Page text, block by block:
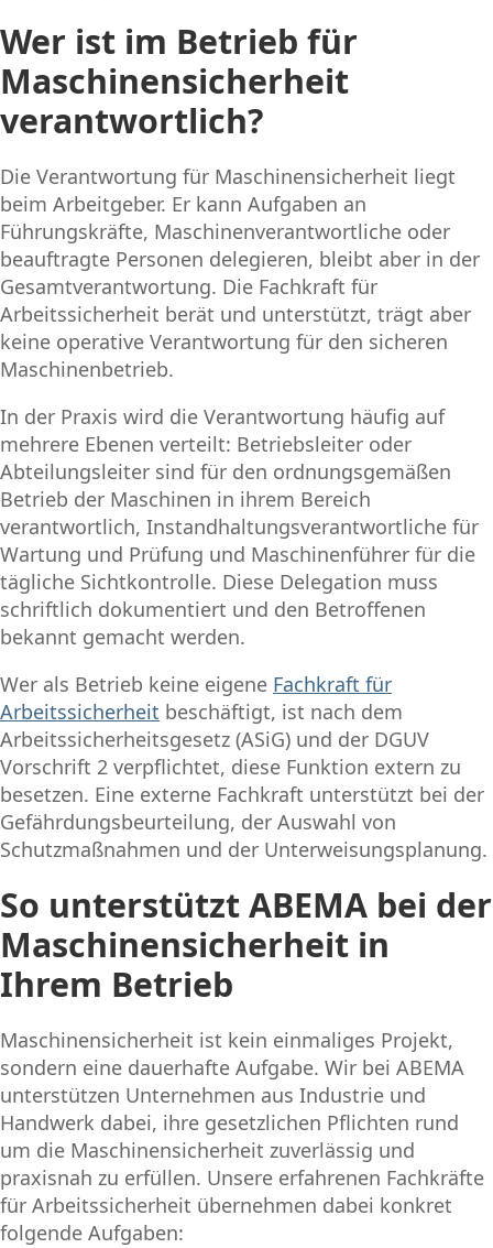
Wer ist im Betrieb für
Maschinensicherheit
verantwortlich?
Die Verantwortung für Maschinensicherheit liegt
beim Arbeitgeber. Er kann Aufgaben an
Führungskräfte, Maschinenverantwortliche oder
beauftragte Personen delegieren, bleibt aber in der
Gesamtverantwortung. Die Fachkraft für
Arbeitssicherheit berät und unterstützt, trägt aber
keine operative Verantwortung für den sicheren
Maschinenbetrieb.
In der Praxis wird die Verantwortung häufig auf
mehrere Ebenen verteilt: Betriebsleiter oder
Abteilungsleiter sind für den ordnungsgemäßen
Betrieb der Maschinen in ihrem Bereich
verantwortlich, Instandhaltungsverantwortliche für
Wartung und Prüfung und Maschinenführer für die
tägliche Sichtkontrolle. Diese Delegation muss
schriftlich dokumentiert und den Betroffenen
bekannt gemacht werden.
Wer als Betrieb keine eigene Fachkraft für
Arbeitssicherheit beschäftigt, ist nach dem
Arbeitssicherheitsgesetz (ASiG) und der DGUV
Vorschrift 2 verpflichtet, diese Funktion extern zu
besetzen. Eine externe Fachkraft unterstützt bei der
Gefährdungsbeurteilung, der Auswahl von
Schutzmaßnahmen und der Unterweisungsplanung.
So unterstützt ABEMA bei der
Maschinensicherheit in
Ihrem Betrieb
Maschinensicherheit ist kein einmaliges Projekt,
sondern eine dauerhafte Aufgabe. Wir bei ABEMA
unterstützen Unternehmen aus Industrie und
Handwerk dabei, ihre gesetzlichen Pflichten rund
um die Maschinensicherheit zuverlässig und
praxisnah zu erfüllen. Unsere erfahrenen Fachkräfte
für Arbeitssicherheit übernehmen dabei konkret
folgende Aufgaben: